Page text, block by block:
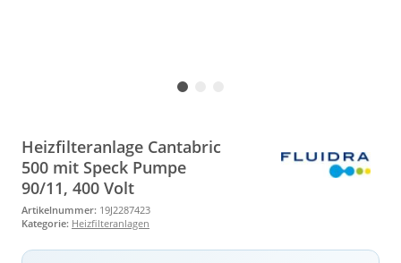
Heizfilteranlage Cantabric
500 mit Speck Pumpe
90/11, 400 Volt
Artikelnummer: 19J2287423
Kategorie: Heizfilteranlagen